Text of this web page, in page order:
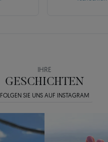
IHRE
GESCHICHTEN
FOLGEN SIE UNS AUF INSTAGRAM